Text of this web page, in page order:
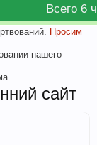
Всего 6
Просим
нашего
сайт